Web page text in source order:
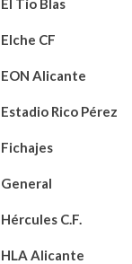
El Tío Blas
Elche CF
EON Alicante
Estadio Rico Pérez
Fichajes
General
Hércules C.F.
HLA Alicante